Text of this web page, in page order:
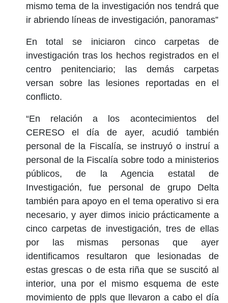
mismo tema de la investigación nos tendrá que
ir abriendo líneas de investigación, panoramas”
En total se iniciaron cinco carpetas de
investigación tras los hechos registrados en el
centro penitenciario; las demás carpetas
versan sobre las lesiones reportadas en el
conflicto.
“En relación a los acontecimientos del
CERESO el día de ayer, acudió también
personal de la Fiscalía, se instruyó o instruí a
personal de la Fiscalía sobre todo a ministerios
públicos, de la Agencia estatal de
Investigación, fue personal de grupo Delta
también para apoyo en el tema operativo si era
necesario, y ayer dimos inicio prácticamente a
cinco carpetas de investigación, tres de ellas
por las mismas personas que ayer
identificamos resultaron que lesionadas de
estas grescas o de esta riña que se suscitó al
interior, una por el mismo esquema de este
movimiento de ppls que llevaron a cabo el día